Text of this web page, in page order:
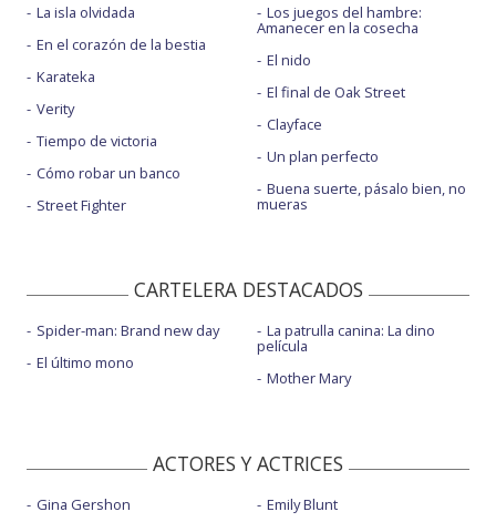
La isla olvidada
En el corazón de la bestia
Karateka
Verity
Tiempo de victoria
Cómo robar un banco
Street Fighter
Los juegos del hambre:
Amanecer en la cosecha
El nido
El final de Oak Street
Clayface
Un plan perfecto
Buena suerte, pásalo bien, no
mueras
CARTELERA DESTACADOS
Spider-man: Brand new day
El último mono
La patrulla canina: La dino
película
Mother Mary
ACTORES Y ACTRICES
Gina Gershon
Emily Blunt